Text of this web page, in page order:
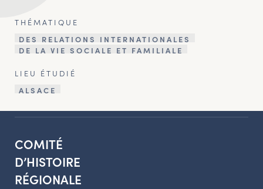
THÉMATIQUE
DES RELATIONS INTERNATIONALES
DE LA VIE SOCIALE ET FAMILIALE
LIEU ÉTUDIÉ
ALSACE
COMITÉ
D’HISTOIRE
RÉGIONALE